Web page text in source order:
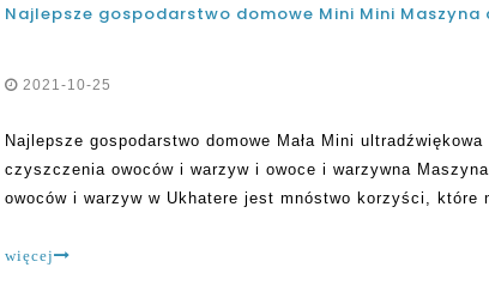
2021-10-25
Najlepsze gospodarstwo domowe Mała Mini
czyszczenia owoców i warzyw i owoce i warzywna
owoców i warzyw w Ukhatere jest mnóstwo korzyści, które
ostatnich latach. Na przykład
więcej